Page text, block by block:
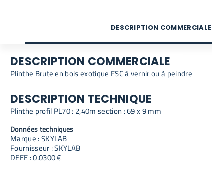
DESCRIPTION COMMERCIALE
DESCRIPTION COMMERCIALE
Plinthe Brute en bois exotique FSC à vernir ou à peindre
DESCRIPTION TECHNIQUE
Plinthe profil PL70 : 2,40m section : 69 x 9 mm
Données techniques
Marque : SKYLAB
Fournisseur : SKYLAB
DEEE : 0.0300 €